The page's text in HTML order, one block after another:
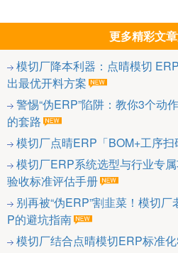
更多精彩文
模切厂降本利器：点晴模切
出最优开料方案
警惕“伪ERP”陷阱：教你3个动
的套路
模切厂点晴ERP「BOM+工序
模切厂ERP系统选型与行业专
验收标准评估手册
别再被“伪ERP”割韭菜！模切
P的避坑指南
模切厂结合点晴模切ERP标准